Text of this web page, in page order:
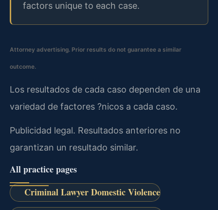
factors unique to each case.
Attorney advertising. Prior results do not guarantee a similar
outcome.
Los resultados de cada caso dependen de una
variedad de factores ?nicos a cada caso.
Publicidad legal. Resultados anteriores no
garantizan un resultado similar.
All practice pages
Criminal Lawyer Domestic Violence